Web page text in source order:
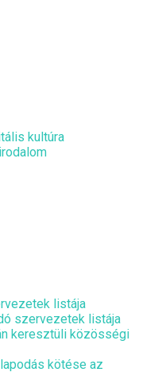
kultúra
listája
szervezetek listája
keresztüli közösségi
kötése az